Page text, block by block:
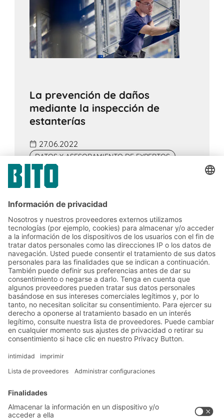
La prevención de daños
mediante la inspección de
estanterías
27.06.2022
DATOS Y ASESORAMIENTO DE EXPERTOS
inspección experta de las estanterías a
intervalos de al menos doce meses y una
en función del riesgo.
Soluciones
Soluciones intralogísticas
Sistemas de transporte